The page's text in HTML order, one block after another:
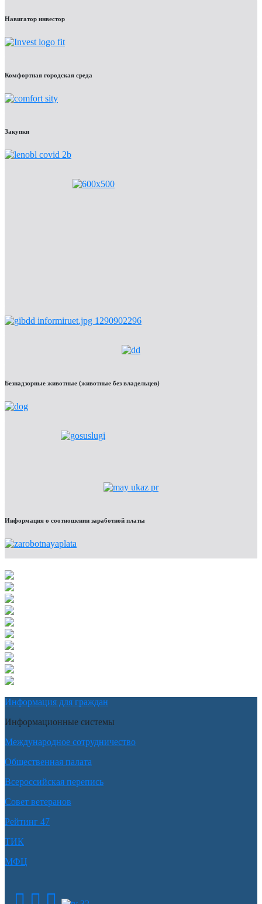
Навигатор инвестор
Комфортная городская среда
Закупки
Безнадзорные животные (животные без владельцев)
Информация о соотношении заработной платы
Информация для граждан
Информационные системы
Международное сотрудничество
Общественная палата
Всероссийская перепись
Совет ветеранов
Рейтинг 47
ТИК
МФЦ